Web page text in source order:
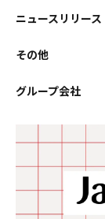
ニュースリリース
その他
グループ会社